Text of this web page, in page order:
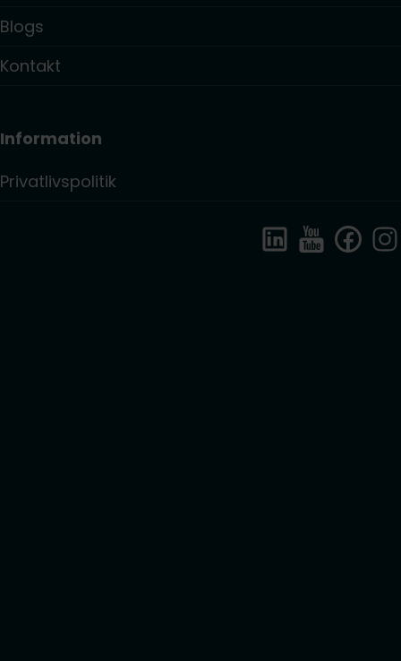
Blogs
Kontakt
Information
Privatlivspolitik